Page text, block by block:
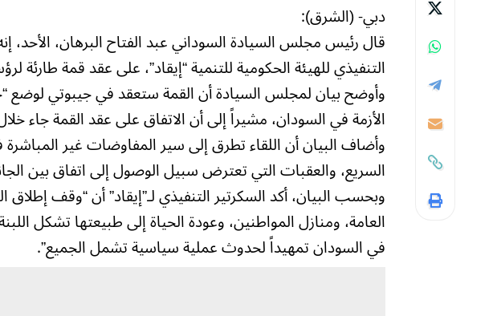
دبي- (الشرق):
قال رئيس مجلس السيادة السوداني عبد الفتاح البرهان، الأحد،
التنفيذي للهيئة الحكومية للتنمية “إيقاد”، على عقد قمة طارئة
وأوضح بيان لمجلس السيادة أن القمة ستعقد في جيبوتي لوضع
الأزمة في السودان، مشيراً إلى أن الاتفاق على عقد القمة جاء
وأضاف البيان أن اللقاء تطرق إلى سير المفاوضات غير
السريع، والعقبات التي تعترض سبيل الوصول إلى اتفاق بين
وبحسب البيان، أكد السكرتير التنفيذي لـ”إيقاد” أن “وقف
العامة، ومنازل المواطنين، وعودة الحياة إلى طبيعتها تشكل
في السودان تمهيداً لحدوث عملية سياسية تشمل الجميع”.